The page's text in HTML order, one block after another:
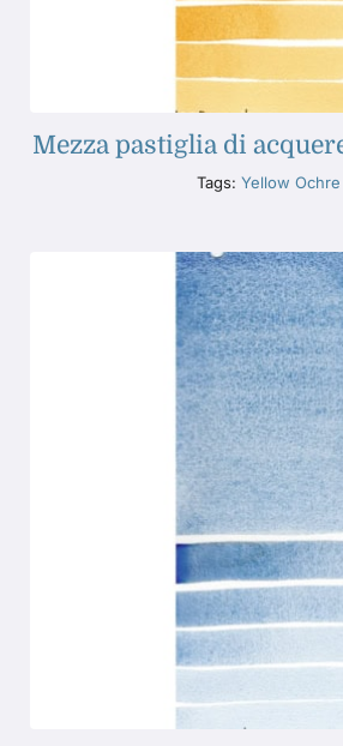
Mezza pastiglia di
Tags: Yellow Ochre